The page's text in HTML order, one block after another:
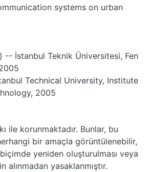
systems on urban
-- İstanbul Teknik Üniversitesi, Fen
Technical University, Institute
2005
ile korunmaktadır. Bunlar, bu
bir amaçla görüntülenebilir,
yeniden oluşturulması veya
alınmadan yasaklanmıştır.